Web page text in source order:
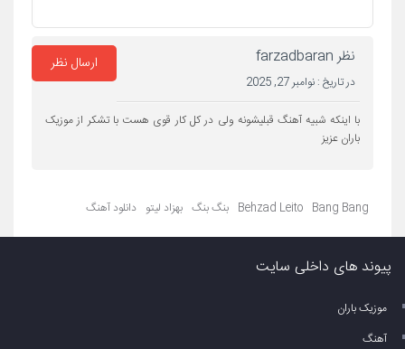
ارسال نظر نظر farzadbaran
در تاریخ : نوامبر 27, 2025
با اینکه شبیه آهنگ قبلیشونه ولی در کل کار قوی هست با تشکر از موزیک
باران عزیز
Bang Bang
Behzad Leito بنگ بنگ بهزاد لیتو دانلود آهنگ
پیوند های داخلی سایت
موزیک باران
آهنگ